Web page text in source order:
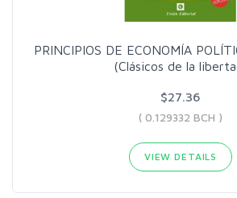
PRINCIPIOS DE ECONOMÍA
(Clásicos de la
$27.36
( 0.129332 BCH )
VIEW DETAILS